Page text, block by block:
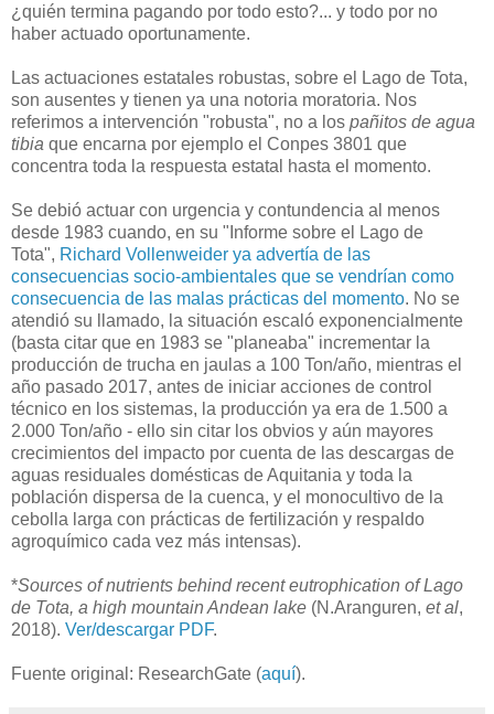
¿quién termina pagando por todo esto?... y todo por no
haber actuado oportunamente.
Las actuaciones estatales robustas, sobre el Lago de Tota,
son ausentes y tienen ya una notoria moratoria. Nos
referimos a intervención "robusta", no a los pañitos de agua
tibia que encarna por ejemplo el Conpes 3801 que
concentra toda la respuesta estatal hasta el momento.
Se debió actuar con urgencia y contundencia al menos
desde 1983 cuando, en su "Informe sobre el Lago de
Tota", Richard Vollenweider ya advertía de las
consecuencias socio-ambientales que se vendrían como
consecuencia de las malas prácticas del momento. No se
atendió su llamado, la situación escaló exponencialmente
(basta citar que en 1983 se "planeaba" incrementar la
producción de trucha en jaulas a 100 Ton/año, mientras el
año pasado 2017, antes de iniciar acciones de control
técnico en los sistemas, la producción ya era de 1.500 a
2.000 Ton/año - ello sin citar los obvios y aún mayores
crecimientos del impacto por cuenta de las descargas de
aguas residuales domésticas de Aquitania y toda la
población dispersa de la cuenca, y el monocultivo de la
cebolla larga con prácticas de fertilización y respaldo
agroquímico cada vez más intensas).
*Sources of nutrients behind recent eutrophication of Lago
de Tota, a high mountain Andean lake (N.Aranguren, et al,
2018). Ver/descargar PDF.
Fuente original: ResearchGate (aquí).